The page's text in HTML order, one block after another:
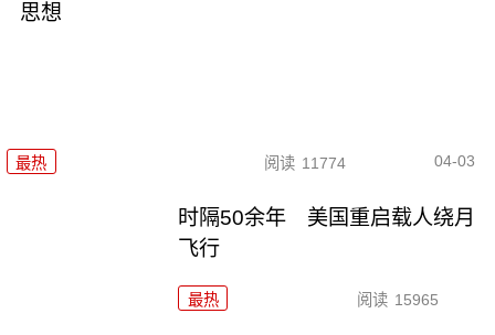
思想
最热 阅读 11774 04-03
时隔50余年 美国重启载人绕月
飞行
最热 阅读 15965